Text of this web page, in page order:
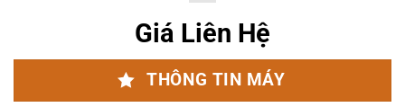
Giá Liên Hệ
THÔNG TIN MÁY